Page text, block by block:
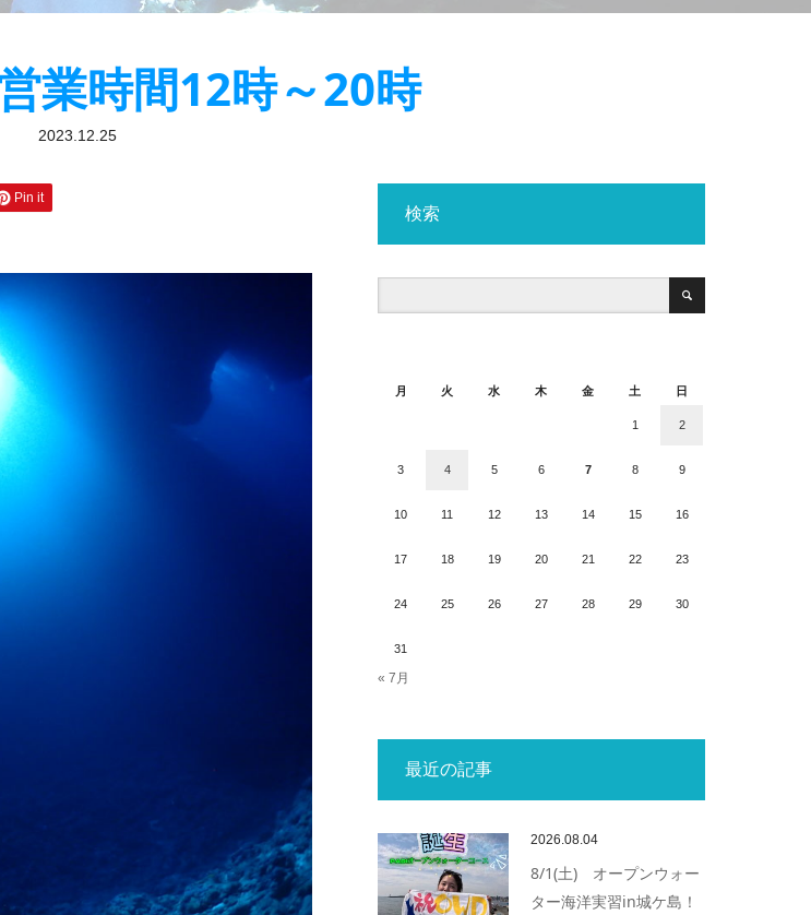
業時間12時～20時
2023.12.25
Pin it
検索
月
火 水 木 金 土 日
1 2
3 4 5 6 7 8 9
10 11 12 13 14 15 16
17 18 19 20 21 22 23
24 25 26 27 28 29 30
31
« 7月
最近の記事
2026.08.04
8/1(土) オープンウォー
ター海洋実習in城ケ島！